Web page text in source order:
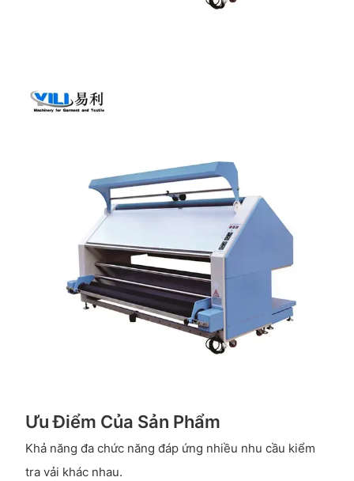
Ưu Điểm Của Sản Phẩm
Khả năng đa chức năng đáp ứng nhiều nhu cầu kiểm
tra vải khác nhau.